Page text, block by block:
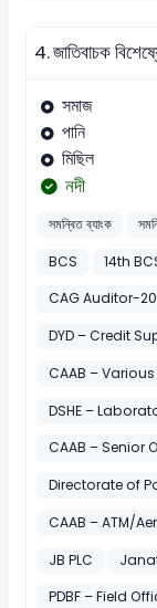
4.জাতিবাচক
সমাজ
পানি
মিছিল
নদী
সমন্বিত ব্যাংক
BCS
14th
CAG Auditor-
DYD – Credit
CAAB –
DSHE –
CAAB – Senior
Directorate of
CAAB – ATM/
JB PLC
PDBF – Field